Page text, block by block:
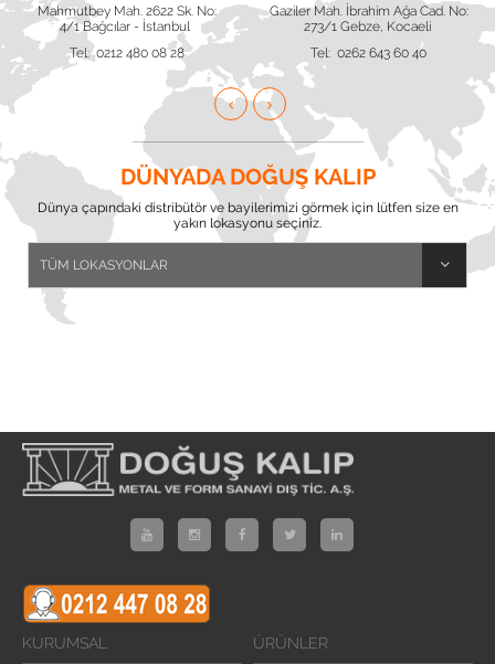
Mahmutbey Mah. 2622 Sk. No:
4/1 Bağcılar - İstanbul
Tel: 0212 480 08 28
Gaziler Mah. İbrahim Ağa Cad. No:
273/1 Gebze, Kocaeli
Tel: 0262 643 60 40
DÜNYADA DOĞUŞ KALIP
Dünya çapındaki distribütör ve bayilerimizi görmek için lütfen size en
yakın lokasyonu seçiniz.
KURUMSAL ÜRÜNLER